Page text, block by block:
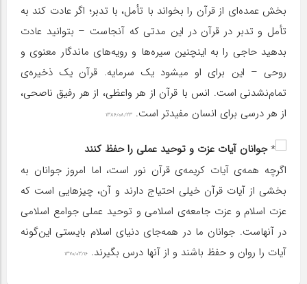
بخش عمده‌ای از قرآن را بخواند با تأمل، با تدبر؛ اگر عادت کند به
تأمل و تدبر در قرآن در این مدتی که آنجاست – بتوانید عادت
بدهید حاجی را به اینچنین سیره‌ها و رویه‌های ماندگار معنوی و
روحی – این برای او میشود یک سرمایه. قرآن یک ذخیره‌ی
تمام‌نشدنی است. انس با قرآن از هر واعظی، از هر رفیق ناصحی،
از هر درسی برای انسان مفیدتر است. ۱۳۸۶/۰۸/۲۳
جوانان آیات عزت و توحید عملی را حفظ کنند
اگرچه همه‌ی آیات کریمه‌ی قرآن نور است، اما امروز جوانان به
بخشی از آیات قرآن خیلی احتیاج دارند و آن، چیزهایی است که
عزت اسلام و عزت جامعه‌ی اسلامی و توحید عملی جوامع اسلامی
در آنهاست. جوانان ما در همه‌جای دنیای اسلام بایستی این‌گونه
آیات را روان و حفظ باشند و از آنها درس بگیرند. ۱۳۷۰/۰۳/۱۶